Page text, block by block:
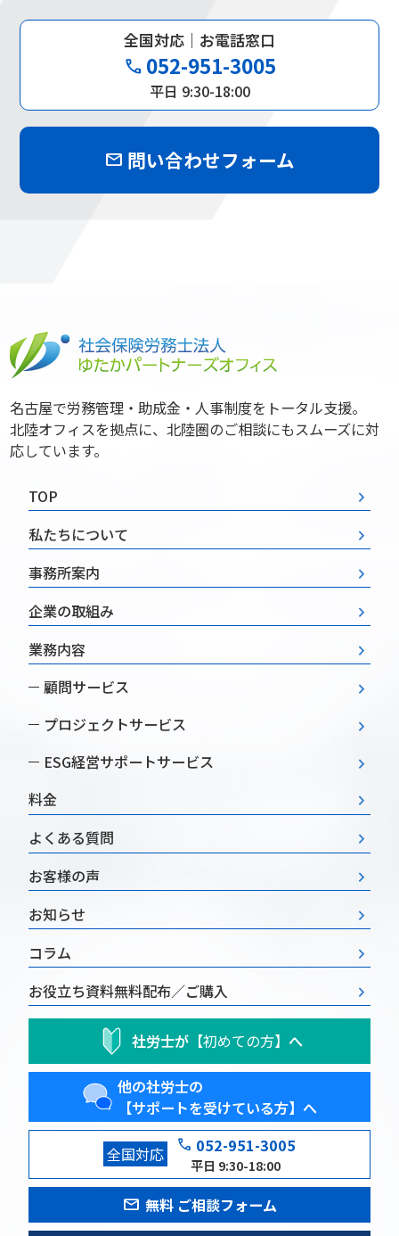
全国対応｜お電話窓口
phone 052-951-3005
平日 9:30-18:00
mail 問い合わせフォーム
名古屋で労務管理・助成金・人事制度をトータル支援。
北陸オフィスを拠点に、北陸圏のご相談にもスムーズに対
応しています。
TOP
私たちについて
事務所案内
企業の取組み
業務内容
顧問サービス
プロジェクトサービス
ESG経営サポートサービス
料金
よくある質問
お客様の声
お知らせ
コラム
お役立ち資料無料配布／ご購入
社労士が【初めての方】 へ
他の社労士の
【サポートを受けている方】へ
全国対応 phone 052-951-3005
平日 9:30-18:00
mail 無料 ご相談フォーム